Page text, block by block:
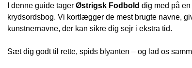
I denne guide tager Østrigsk Fodbold dig med på
krydsordsbog. Vi kortlægger de mest brugte navne,
kunstnernavne, der kan sikre dig sejr i ekstra tid.
Sæt dig godt til rette, spids blyanten – og lad os